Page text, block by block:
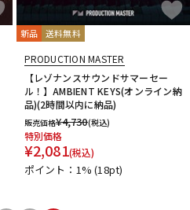
新品 送料無料
PRODUCTION MASTER
【レゾナンスサウンドサマーセー
ル！】AMBIENT KEYS(オンライン納
品)(2時間以内に納品)
販売価格¥4,730(税込)
特別価格
¥2,081(税込)
ポイント：1%(18pt)